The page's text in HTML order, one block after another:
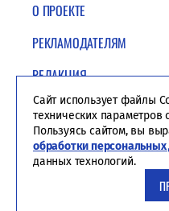
О ПРОЕКТЕ
РЕКЛАМОДАТЕЛЯМ
РЕДАКЦИЯ
ПОЛИТИКА
Сайт использует файлы
технических параметров
Пользуясь сайтом, вы
обработки
данных технологий.